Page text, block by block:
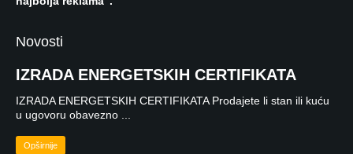
Novosti
IZRADA ENERGETSKIH CERTIFIKATA
IZRADA ENERGETSKIH CERTIFIKATA Prodajete li stan ili kuću
u ugovoru obavezno ...
Opširnije